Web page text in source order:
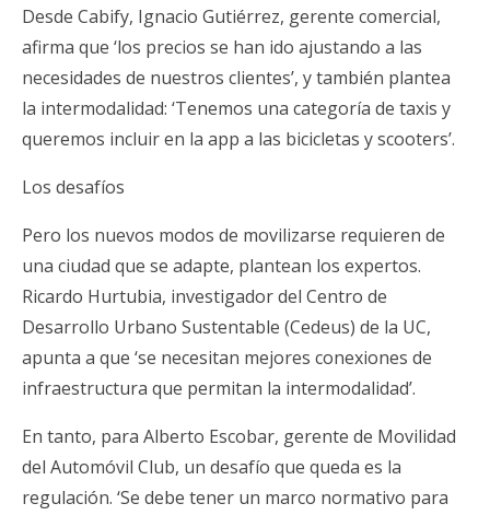
Desde Cabify, Ignacio Gutiérrez, gerente comercial,
afirma que ‘los precios se han ido ajustando a las
necesidades de nuestros clientes’, y también plantea
la intermodalidad: ‘Tenemos una categoría de taxis y
queremos incluir en la app a las bicicletas y scooters’.
Los desafíos
Pero los nuevos modos de movilizarse requieren de
una ciudad que se adapte, plantean los expertos.
Ricardo Hurtubia, investigador del Centro de
Desarrollo Urbano Sustentable (Cedeus) de la UC,
apunta a que ‘se necesitan mejores conexiones de
infraestructura que permitan la intermodalidad’.
En tanto, para Alberto Escobar, gerente de Movilidad
del Automóvil Club, un desafío que queda es la
regulación. ‘Se debe tener un marco normativo para